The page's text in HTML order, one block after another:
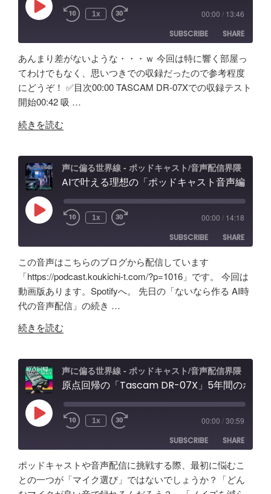
フ
＆
ノ
イ
キ
ャ
効
果
と
能
て
ん
な
製
品？
ポ
キ
ャ
ト
者
け
エ
ル
ト
オ
ー
ィ
タ
ー
Play
Episode 1x 00:00 / 13:46
SUBSCRIBE
SHARE
Amazon
Apple Podcasts
RSS
Spotify
RSS FEED
SHARE
LINK
EMBED
あんまり差がないような・・・ｗ 今回は特に響く部屋っ
てわけでもなく、思いつきでの収録だったので参考程度
にどうぞ！ ✅️目次00:00 TASCAM DR-07Xでの収録テスト
開始00:42 吸 …
"吸
ッ
ク
の
Tascam
DR-
07X&TroyStudio
で
録
＆
検
証"
続きを読む
声に偏る世界線 - ポッドキャスト/音声配信界隈
Play
Episode 1x 00:00 / 14:18
SUBSCRIBE
SHARE
Amazon
Apple Podcasts
RSS
Spotify
RSS FEED
SHARE
LINK
EMBED
この音声はこちらのブログから配信しています
「https://podcast.koukichi-t.com/?p=1016」です。 今回は
動画版あります。Spotifyへ。 先日の「ないなら作る AI時
代の音声配信」の続き …
"AI
叶
え
る
想
ド
キ
続きを読む
声に偏る世界線 - ポッドキャスト/音声配信界隈
Play
Episode 1x 00:00 /30:59
SUBSCRIBE
SHARE
Amazon
Apple Podcasts
SHARE
ポッドキャストや音声配信に挑戦する際、最初に悩むこ
との一つが「マイク選び」ではないでしょうか？「どん